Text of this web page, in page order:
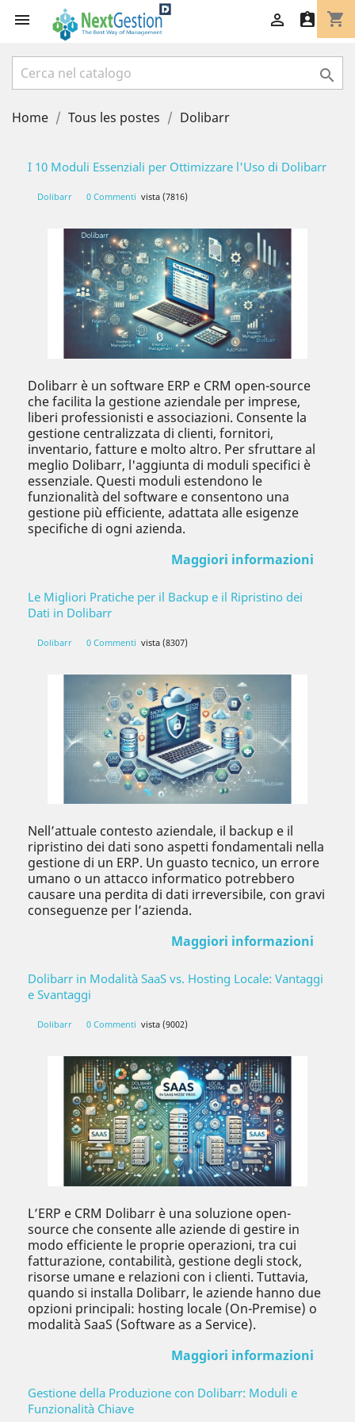
 shopping_cart
 

Home Tous les postes Dolibarr
I 10 Moduli Essenziali per Ottimizzare l'Uso di Dolibarr
Dolibarr 0 Commenti vista (7816)
Dolibarr è un software ERP e CRM open-source
che facilita la gestione aziendale per imprese,
liberi professionisti e associazioni. Consente la
gestione centralizzata di clienti, fornitori,
inventario, fatture e molto altro. Per sfruttare al
meglio Dolibarr, l'aggiunta di moduli specifici è
essenziale. Questi moduli estendono le
funzionalità del software e consentono una
gestione più efficiente, adattata alle esigenze
specifiche di ogni azienda.
Maggiori informazioni
Le Migliori Pratiche per il Backup e il Ripristino dei
Dati in Dolibarr
Dolibarr 0 Commenti vista (8307)
Nell’attuale contesto aziendale, il backup e il
ripristino dei dati sono aspetti fondamentali nella
gestione di un ERP. Un guasto tecnico, un errore
umano o un attacco informatico potrebbero
causare una perdita di dati irreversibile, con gravi
conseguenze per l’azienda.
Maggiori informazioni
Dolibarr in Modalità SaaS vs. Hosting Locale: Vantaggi
e Svantaggi
Dolibarr 0 Commenti vista (9002)
L’ERP e CRM Dolibarr è una soluzione open-
source che consente alle aziende di gestire in
modo efficiente le proprie operazioni, tra cui
fatturazione, contabilità, gestione degli stock,
risorse umane e relazioni con i clienti. Tuttavia,
quando si installa Dolibarr, le aziende hanno due
opzioni principali: hosting locale (On-Premise) o
modalità SaaS (Software as a Service).
Maggiori informazioni
Gestione della Produzione con Dolibarr: Moduli e
Funzionalità Chiave